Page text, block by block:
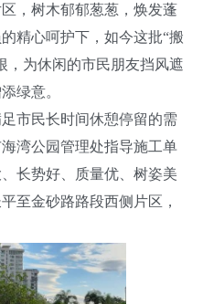
树木郁郁葱葱，焕发蓬
精心呵护下，如今这批“搬
，为休闲的市民朋友挡风遮
绿意。
民长时间休憩停留的需
湾公园管理处指导施工单
长势好、质量优、树姿美
至金砂路路段西侧片区，